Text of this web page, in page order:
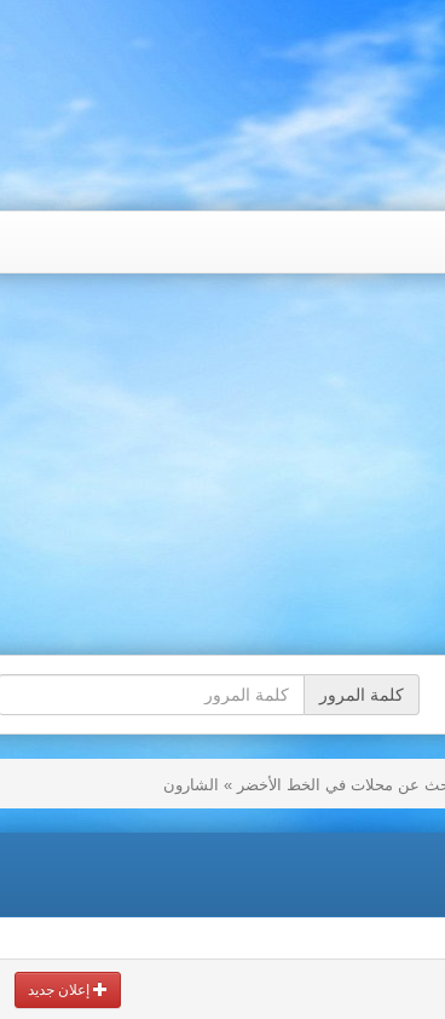
كلمة المرور
عن محلات في الخط الأخضر » الشارون
إعلان جديد